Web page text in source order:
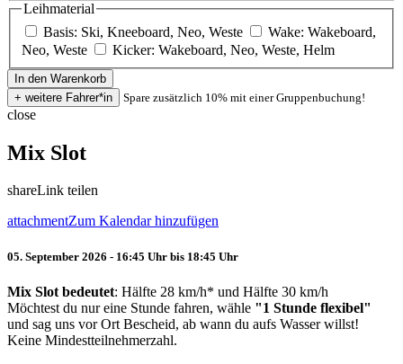
Leihmaterial
Basis: Ski, Kneeboard, Neo, Weste
Wake: Wakeboard,
Neo, Weste
Kicker: Wakeboard, Neo, Weste, Helm
Spare zusätzlich 10% mit einer Gruppenbuchung!
close
Mix Slot
shareLink teilen
attachmentZum Kalendar hinzufügen
05. September 2026 - 16:45 Uhr bis 18:45 Uhr
Mix Slot bedeutet: Hälfte 28 km/h* und Hälfte 30 km/h
Möchtest du nur eine Stunde fahren, wähle "1 Stunde flexibel"
und sag uns vor Ort Bescheid, ab wann du aufs Wasser willst!
Keine Mindestteilnehmerzahl.